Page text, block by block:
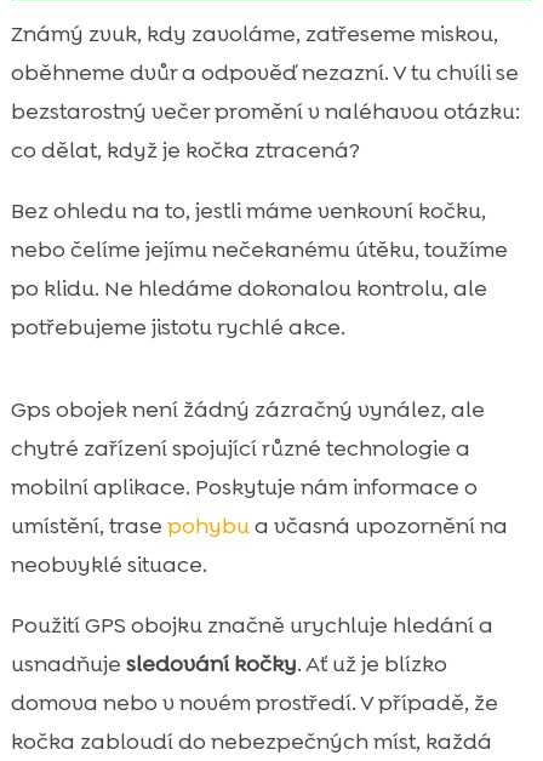
 Proč vůbec sledovat kočku přes GPS a kdy
to dává smysl
Jak funguje GPS obojek a jaké technologie
a pro koho je vhodný
Klíčové parametry při výběru GPS obojku
prvky a správné utažení
se nám budou hodit
 Přesnost v praxi: město, vesnice, les a
počasí

Baterie, nabíjení a úsporné režimy pro delší
skryté poplatky
Jak kočku na GPS obojek zvyknout bez
Známý zvuk, kdy zavoláme, zatřeseme miskou,
oběhneme dvůr a odpověď nezazní. V tu chvíli se
bezstarostný večer promění v naléhavou otázku:
co dělat, když je kočka ztracená?
Bez ohledu na to, jestli máme venkovní kočku,
nebo čelíme jejímu nečekanému útěku, toužíme
po klidu. Ne hledáme dokonalou kontrolu, ale
potřebujeme jistotu rychlé akce.
Gps obojek není žádný zázračný vynález, ale
chytré zařízení spojující různé technologie a
mobilní aplikace. Poskytuje nám informace o
umístění, trase pohybua včasná upozornění na
neobvyklé situace.
Použití GPS obojku značně urychluje hledání a
usnadňuje sledování kočky. Ať už je blízko
domova nebo v novém prostředí. V případě, že
kočka zabloudí do nebezpečných míst, každá